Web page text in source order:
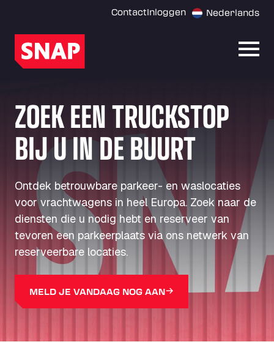
ContactInloggen Nederlands
ZOEK EEN TRUCKSTOP
BIJ U IN DE BUURT
Ontdek betrouwbare parkeer- en waslocaties
voor vrachtwagens in heel Europa. Zoek naar de
diensten die u nodig hebt en reserveer van
tevoren een parkeerplaats via ons netwerk van
reserveerbare locaties.
MELD JE VANDAAG NOG AAN